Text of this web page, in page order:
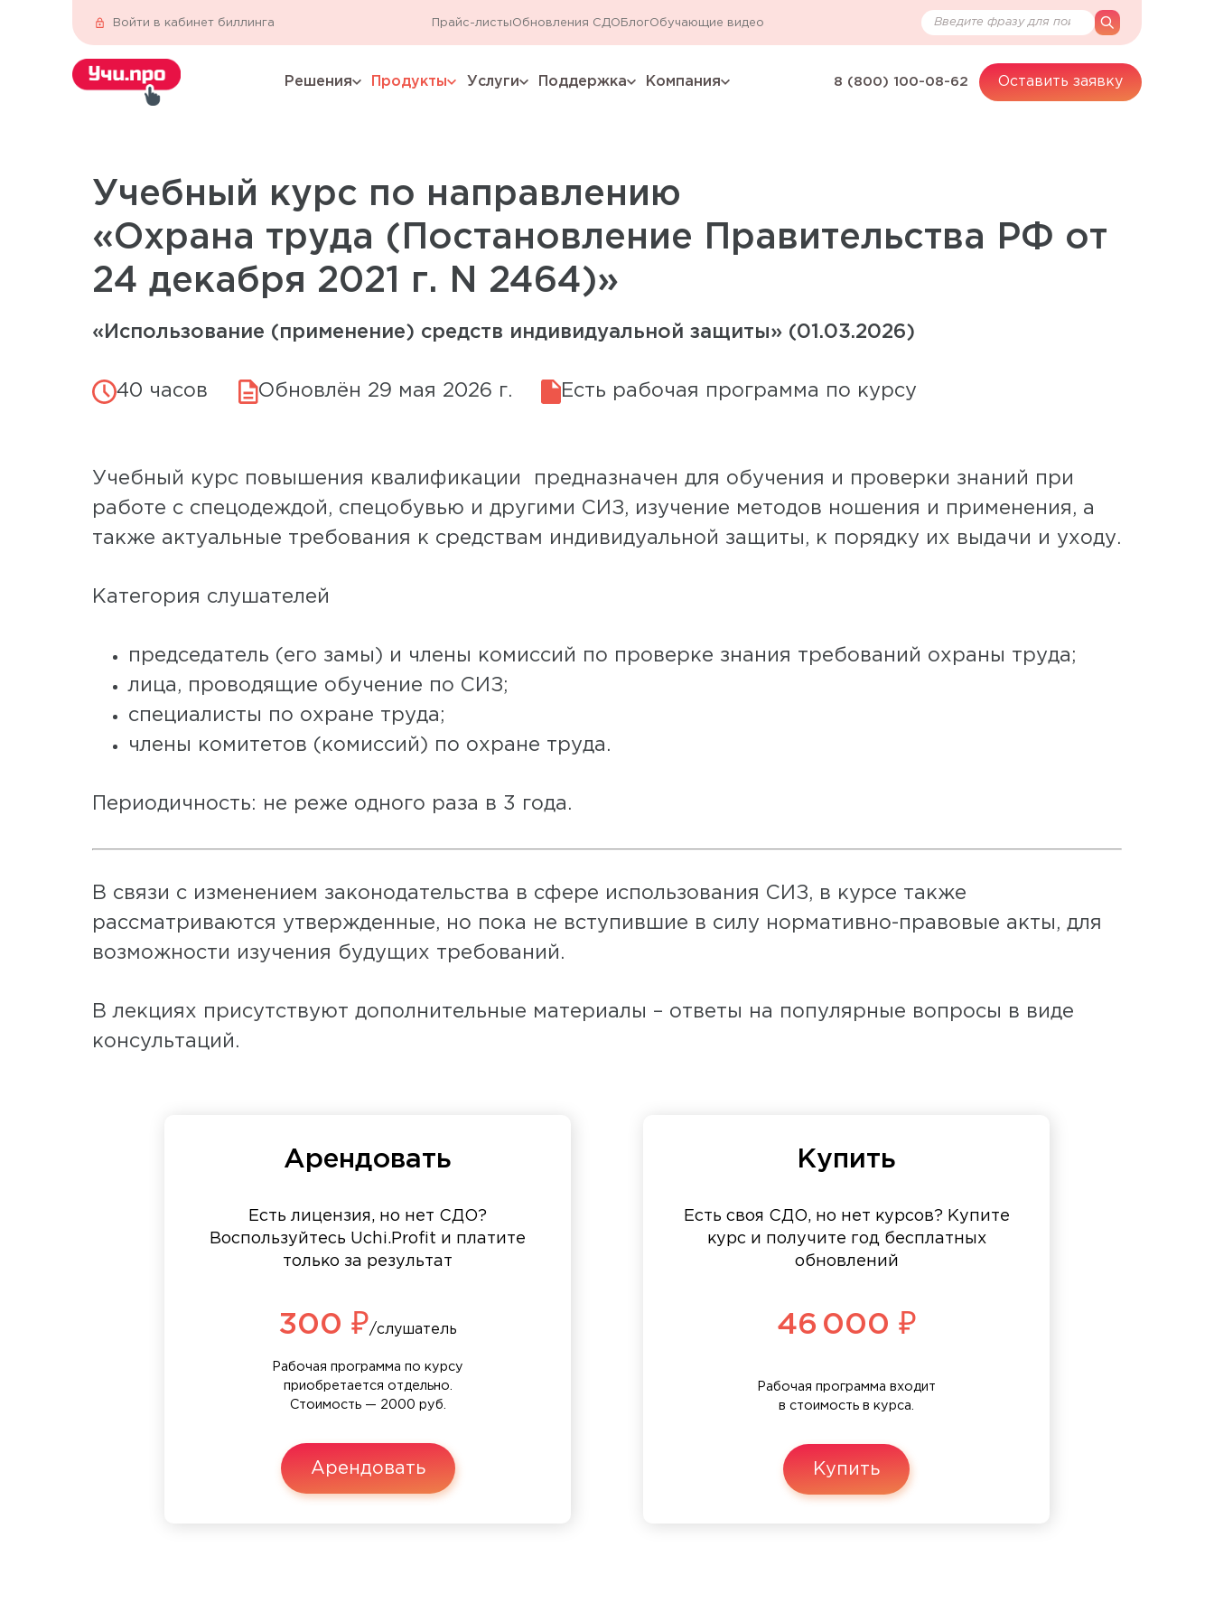
Войти в кабинет биллинга Прайс-листыОбновления СДО БлогОбучающие видео
Поиск по сайту
search
Решенияexpand_more Продуктыexpand_more Услугиexpand_more Поддержкаexpand_more Компанияexpand_more 8 (800) 100-08-62 Оставить заявку
Учебный курс по направлению
«Охрана труда (Постановление Правительства РФ от
24 декабря 2021 г. N 2464)»
«Использование (применение) средств индивидуальной защиты» (01.03.2026)
40 часов Обновлён 29 мая 2026 г. Есть рабочая программа по курсу
Учебный курс повышения квалификации предназначен для обучения и проверки знаний при
работе с спецодеждой, спецобувью и другими СИЗ, изучение методов ношения и применения, а
также актуальные требования к средствам индивидуальной защиты, к порядку их выдачи и уходу.
Категория слушателей
председатель (его замы) и члены комиссий по проверке знания требований охраны труда;
лица, проводящие обучение по СИЗ;
специалисты по охране труда;
члены комитетов (комиссий) по охране труда.
Периодичность: не реже одного раза в 3 года.
В связи с изменением законодательства в сфере использования СИЗ, в курсе также
рассматриваются утвержденные, но пока не вступившие в силу нормативно-правовые акты, для
возможности изучения будущих требований.
В лекциях присутствуют дополнительные материалы – ответы на популярные вопросы в виде
консультаций.
Арендовать
Есть лицензия, но нет СДО?
Воспользуйтесь Uchi.Profit и платите
только за результат
300 ₽/слушатель
Рабочая программа по курсу
приобретается отдельно.
Стоимость — 2000 руб.
Арендовать
Купить
Есть своя СДО, но нет курсов? Купите
курс и получите год бесплатных
обновлений
46 000 ₽
Рабочая программа входит
в стоимость в курса.
Купить